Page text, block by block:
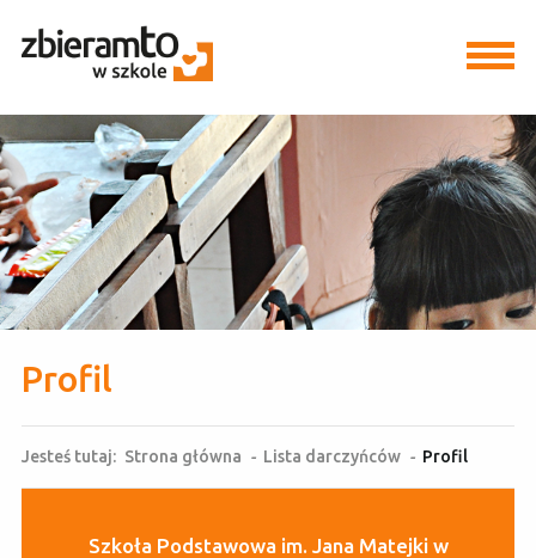
Profil
Jesteś tutaj: Strona główna - Lista darczyńców - Profil
Szkoła Podstawowa im. Jana Matejki w